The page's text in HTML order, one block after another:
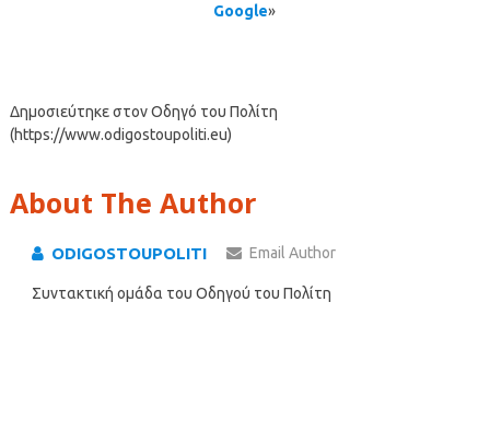
Google»
Δημοσιεύτηκε στον Οδηγό του Πολίτη
(https://www.odigostoupoliti.eu)
About The Author
ODIGOSTOUPOLITI Email Author
Συντακτική ομάδα του Οδηγού του Πολίτη